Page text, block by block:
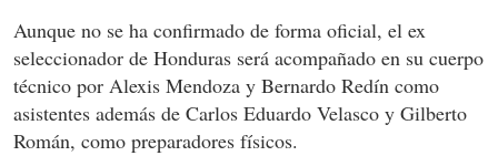
Aunque no se ha confirmado de forma oficial, el ex
seleccionador de Honduras será acompañado en su cuerpo
técnico por Alexis Mendoza y Bernardo Redín como
asistentes además de Carlos Eduardo Velasco y Gilberto
Román, como preparadores físicos.